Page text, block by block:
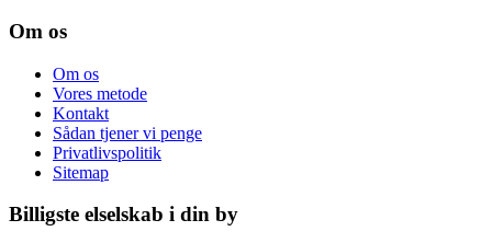
Om os
Om os
Vores metode
Kontakt
Sådan tjener vi penge
Privatlivspolitik
Sitemap
Billigste elselskab i din by